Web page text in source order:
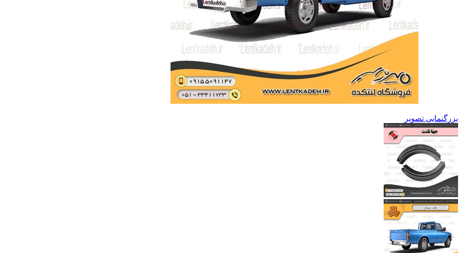
بزرگنمایی تصویر